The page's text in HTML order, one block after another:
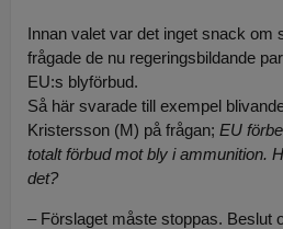
Innan valet var det inget snack om
frågade de nu regeringsbildande
EU:s blyförbud.
Så här svarade till exempel
Kristersson (M) på frågan; EU
totalt förbud mot bly i ammunition.
det?
– Förslaget måste stoppas. Beslut